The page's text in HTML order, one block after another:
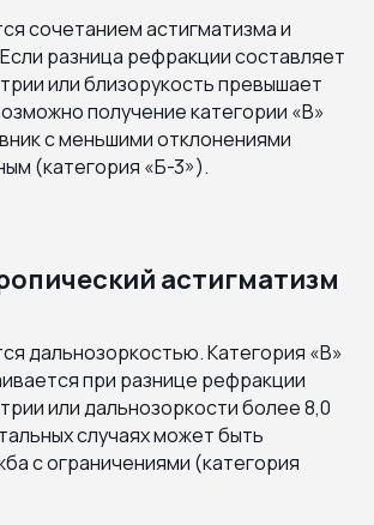
сочетанием астигматизма и
разница рефракции составляет
или близорукость превышает
получение категории «В»
с меньшими отклонениями
(категория «Б-3»).
астигматизм
дальнозоркостью. Категория «В»
при разнице рефракции
или дальнозоркости более 8,0
случаях может быть
с ограничениями (категория